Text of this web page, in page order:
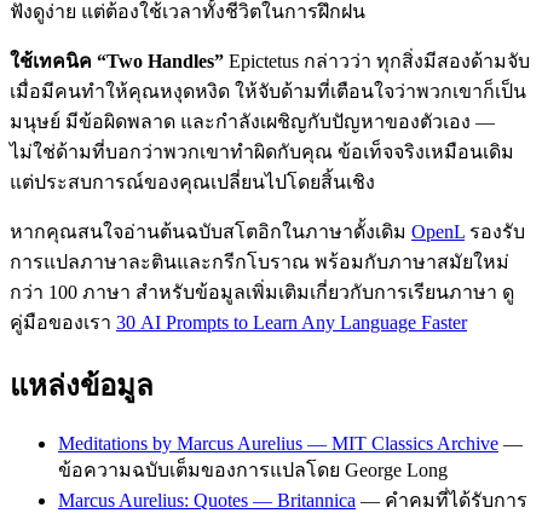
ฟังดูง่าย แต่ต้องใช้เวลาทั้งชีวิตในการฝึกฝน
ใช้เทคนิค “Two Handles” Epictetus กล่าวว่า ทุกสิ่งมีสองด้ามจับ
เมื่อมีคนทำให้คุณหงุดหงิด ให้จับด้ามที่เตือนใจว่าพวกเขาก็เป็น
มนุษย์ มีข้อผิดพลาด และกำลังเผชิญกับปัญหาของตัวเอง —
ไม่ใช่ด้ามที่บอกว่าพวกเขาทำผิดกับคุณ ข้อเท็จจริงเหมือนเดิม
แต่ประสบการณ์ของคุณเปลี่ยนไปโดยสิ้นเชิง
หากคุณสนใจอ่านต้นฉบับสโตอิกในภาษาดั้งเดิม OpenL รองรับ
การแปลภาษาละตินและกรีกโบราณ พร้อมกับภาษาสมัยใหม่
กว่า 100 ภาษา สำหรับข้อมูลเพิ่มเติมเกี่ยวกับการเรียนภาษา ดู
คู่มือของเรา 30 AI Prompts to Learn Any Language Faster
แหล่งข้อมูล
Meditations by Marcus Aurelius — MIT Classics Archive —
ข้อความฉบับเต็มของการแปลโดย George Long
Marcus Aurelius: Quotes — Britannica — คำคมที่ได้รับการ